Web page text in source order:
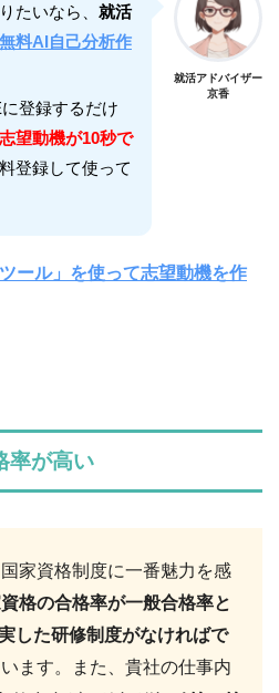
たいなら、 就活
無料AI自己分析作
登録するだけ
望動機が10秒で
登録して使って
就活アドバイザー
京香
ール」を使って志望動機を作
率が高い
家資格制度に一番魅力を感
資格の合格率が一般合格率と
した研修制度がなければで
ます。また、貴社の仕事内